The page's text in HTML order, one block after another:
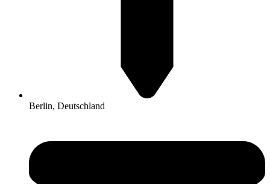
Berlin, Deutschland